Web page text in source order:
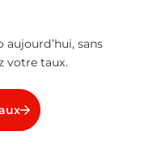
sans
votre taux.